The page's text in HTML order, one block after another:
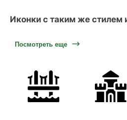
Иконки с таким же стилем
Посмотреть еще